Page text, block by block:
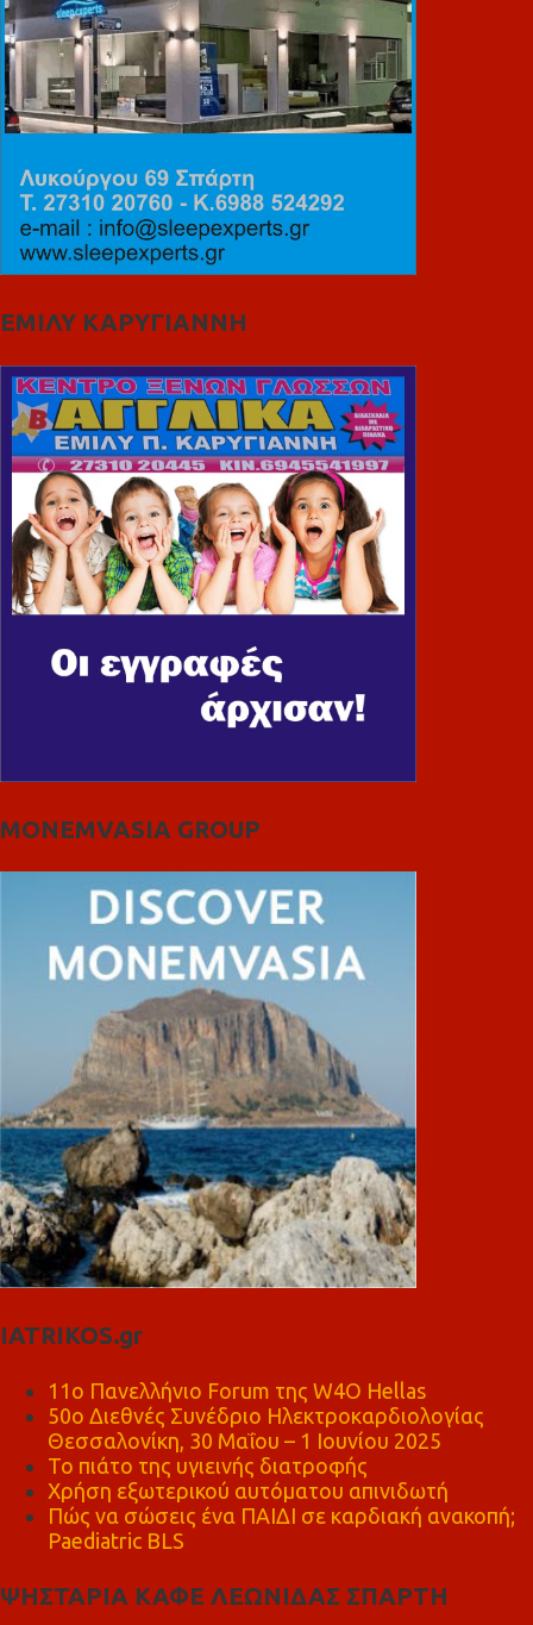
ΕΜΙΛΥ ΚΑΡΥΓΙΑΝΝΗ
MONEMVASIA GROUP
IATRIKOS.gr
11ο Πανελλήνιο Forum της W4O Hellas
50ο Διεθνές Συνέδριο Ηλεκτροκαρδιολογίας
Θεσσαλονίκη, 30 Μαΐου – 1 Ιουνίου 2025
Το πιάτο της υγιεινής διατροφής
Χρήση εξωτερικού αυτόματου απινιδωτή
Πώς να σώσεις ένα ΠΑΙΔΙ σε καρδιακή ανακοπή;
Paediatric BLS
ΨΗΣΤΑΡΙΑ ΚΑΦΕ ΛΕΩΝΙΔΑΣ ΣΠΑΡΤΗ